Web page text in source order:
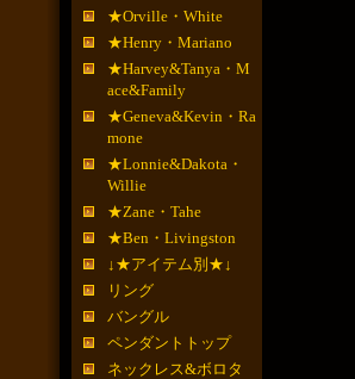
★Orville・White
★Henry・Mariano
★Harvey&Tanya・M
ace&Family
★Geneva&Kevin・Ra
mone
★Lonnie&Dakota・
Willie
★Zane・Tahe
★Ben・Livingston
↓★アイテム別★↓
リング
バングル
ペンダントトップ
ネックレス&ボロタ